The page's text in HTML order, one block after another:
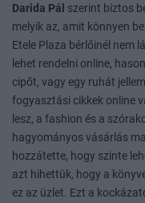
Darida Pál szerint biztos
melyik az, amit könnyen
Etele Plaza bérlőinél nem
lehet rendelni online,
cipőt, vagy egy ruhát
fogyasztási cikkek online
lesz, a fashion és a
hagyományos vásárlás
hozzátette, hogy szinte
azt hihettük, hogy a
ez az üzlet. Ezt a